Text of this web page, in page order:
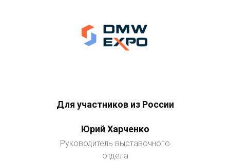
Для участников из России
Юрий Харченко
Руководитель выставочного
отдела